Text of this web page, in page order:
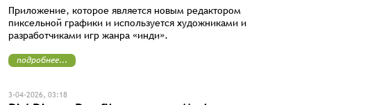
Приложение, которое является новым редактором
пиксельной графики и используется художниками и
разработчиками игр жанра «инди».
подробнее...
3-04-2026, 03:18